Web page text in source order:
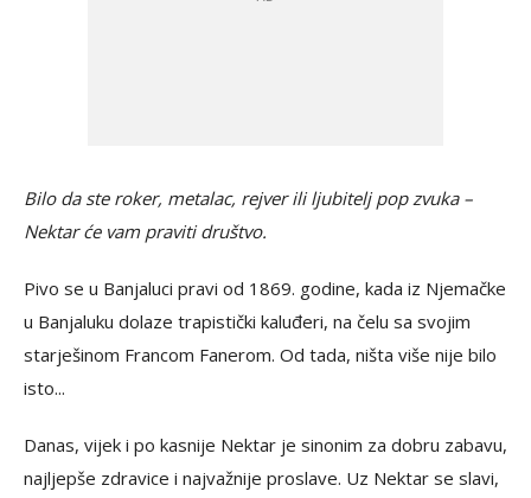
Bilo da ste roker, metalac, rejver ili ljubitelj pop zvuka –
Nektar će vam praviti društvo.
Pivo se u Banjaluci pravi od 1869. godine, kada iz Njemačke
u Banjaluku dolaze trapistički kaluđeri, na čelu sa svojim
starješinom Francom Fanerom. Od tada, ništa više nije bilo
isto...
Danas, vijek i po kasnije Nektar je sinonim za dobru zabavu,
najljepše zdravice i najvažnije proslave. Uz Nektar se slavi,